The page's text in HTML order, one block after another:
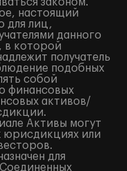
настоящий
для лиц,
данного
в которой
получатель
подобных
собой
финансовых
активов/
Активы могут
юрисдикциях или
для